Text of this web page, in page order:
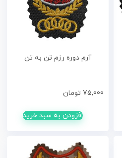
آرم دوره رزم تن به تن
75,000 تومان
افزودن به سبد خرید